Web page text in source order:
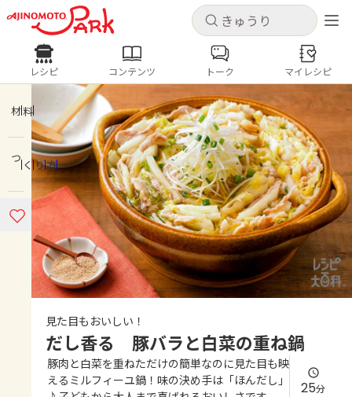
キャンセル
ログインするとレシピを保存できます
ログイン 新規登録
ホーム
コンテンツ
レシピ
トーク
よくあるお問い合わせ
キャンセル
レシピ コンテンツ
人気の食材・レシピ
きゅうり なす トマト
とうもろこし
ピーマン
みょうが ゴーヤ
レシピ コンテンツ トーク マイレシピ
材料
つくり方
見た目もおいしい！
だし香る 豚バラと白菜の重ね鍋
豚肉と白菜を重ねただけの簡単なのに見た目も映
えるミルフィーユ鍋！味の決め手は「ほんだし」
25分